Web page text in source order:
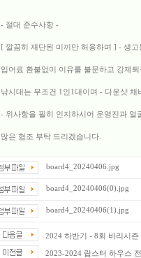
- 절대 준수사항 -
[ 깔끔히 재단된 미끼만 허용하며 ] - 생
입어료 환불없이 이유를 불문하고 강제
낚시대는 무조건 1인1대이며 - 다운샷
- 위사항을 필히 인지하시어 운영진과 얼
많은 협조 부탁 드리겠습니다.
board4_20240406.jpg
board4_20240406(0).jpg
board4_20240406(1).jpg
2024 하반기 - 8회 바리시
2023-2024 랍스터 하우스